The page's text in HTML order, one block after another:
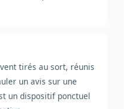
tirés au sort, réunis
un avis sur une
un dispositif ponctuel